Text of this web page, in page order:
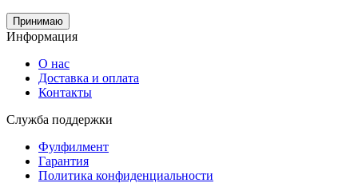
Принимаю
Информация
О нас
Доставка и оплата
Контакты
Служба поддержки
Фулфилмент
Гарантия
Политика конфиденциальности